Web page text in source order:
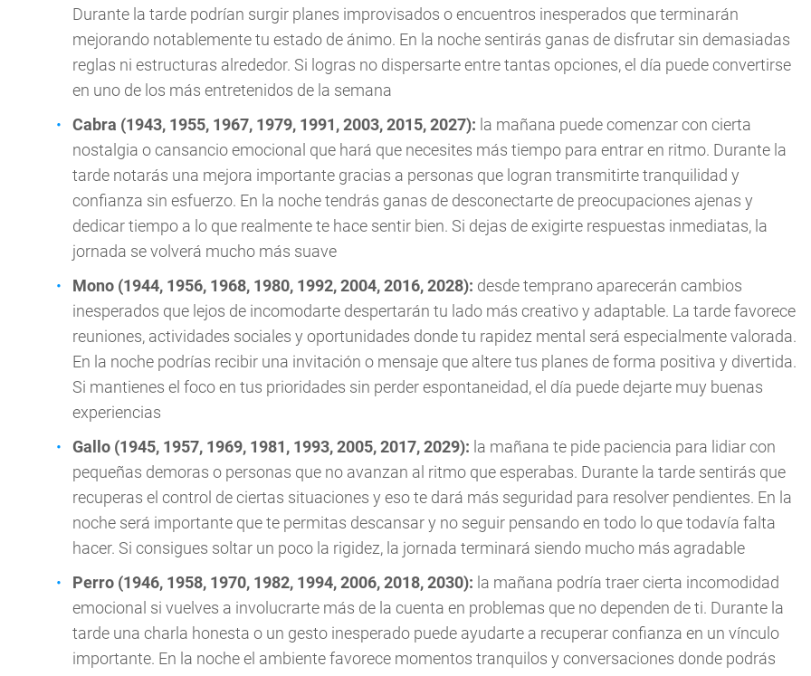
Durante la tarde podrían surgir planes improvisados o encuentros inesperados que terminarán
mejorando notablemente tu estado de ánimo. En la noche sentirás ganas de disfrutar sin demasiadas
reglas ni estructuras alrededor. Si logras no dispersarte entre tantas opciones, el día puede convertirse
en uno de los más entretenidos de la semana
Cabra (1943, 1955, 1967, 1979, 1991, 2003, 2015, 2027): la mañana puede comenzar con cierta
nostalgia o cansancio emocional que hará que necesites más tiempo para entrar en ritmo. Durante la
tarde notarás una mejora importante gracias a personas que logran transmitirte tranquilidad y
confianza sin esfuerzo. En la noche tendrás ganas de desconectarte de preocupaciones ajenas y
dedicar tiempo a lo que realmente te hace sentir bien. Si dejas de exigirte respuestas inmediatas, la
jornada se volverá mucho más suave
Mono (1944, 1956, 1968, 1980, 1992, 2004, 2016, 2028): desde temprano aparecerán cambios
inesperados que lejos de incomodarte despertarán tu lado más creativo y adaptable. La tarde favorece
reuniones, actividades sociales y oportunidades donde tu rapidez mental será especialmente valorada.
En la noche podrías recibir una invitación o mensaje que altere tus planes de forma positiva y divertida.
Si mantienes el foco en tus prioridades sin perder espontaneidad, el día puede dejarte muy buenas
experiencias
Gallo (1945, 1957, 1969, 1981, 1993, 2005, 2017, 2029): la mañana te pide paciencia para lidiar con
pequeñas demoras o personas que no avanzan al ritmo que esperabas. Durante la tarde sentirás que
recuperas el control de ciertas situaciones y eso te dará más seguridad para resolver pendientes. En la
noche será importante que te permitas descansar y no seguir pensando en todo lo que todavía falta
hacer. Si consigues soltar un poco la rigidez, la jornada terminará siendo mucho más agradable
Perro (1946, 1958, 1970, 1982, 1994, 2006, 2018, 2030): la mañana podría traer cierta incomodidad
emocional si vuelves a involucrarte más de la cuenta en problemas que no dependen de ti. Durante la
tarde una charla honesta o un gesto inesperado puede ayudarte a recuperar confianza en un vínculo
importante. En la noche el ambiente favorece momentos tranquilos y conversaciones donde podrás